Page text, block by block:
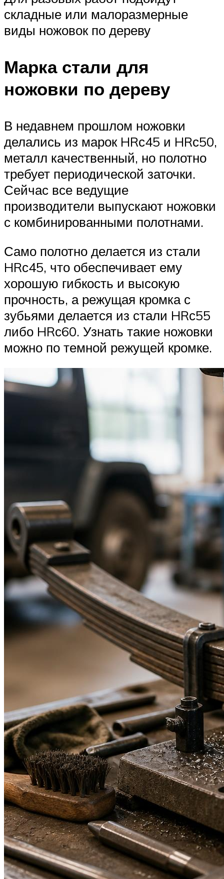
складные или малоразмерные
виды ножовок по дереву
Марка стали для
ножовки по дереву
В недавнем прошлом ножовки
делались из марок HRс45 и HRс50,
металл качественный, но полотно
требует периодической заточки.
Сейчас все ведущие
производители выпускают ножовки
с комбинированными полотнами.
Само полотно делается из стали
HRс45, что обеспечивает ему
хорошую гибкость и высокую
прочность, а режущая кромка с
зубьями делается из стали HRс55
либо HRс60. Узнать такие ножовки
можно по темной режущей кромке.